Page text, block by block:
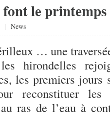
le
| News
… une
hirondelles
les premiers jours
reconstituer les
ras de l’eau à